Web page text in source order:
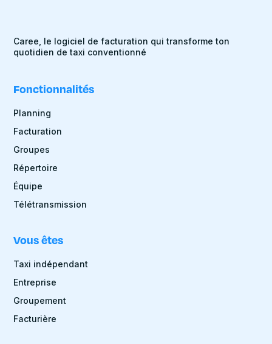
Caree, le logiciel de facturation qui transforme ton
quotidien de taxi conventionné
Fonctionnalités
Planning
Facturation
Groupes
Répertoire
Équipe
Télétransmission
Vous êtes
Taxi indépendant
Entreprise
Groupement
Facturière